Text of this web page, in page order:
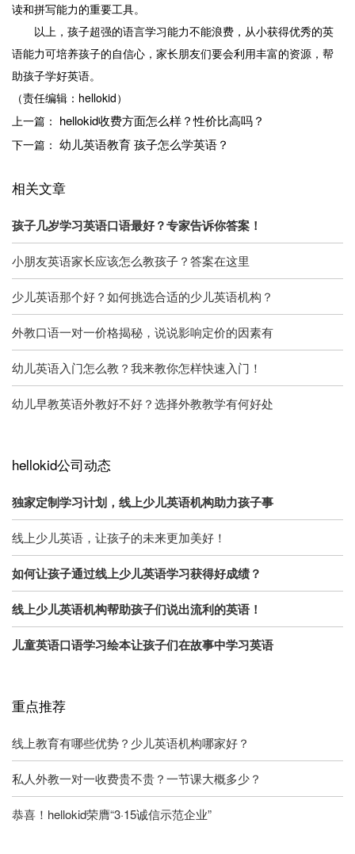
读和拼写能力的重要工具。
以上，孩子超强的语言学习能力不能浪费，从小获得优秀的英
语能力可培养孩子的自信心，家长朋友们要会利用丰富的资源，帮
助孩子学好英语。
（责任编辑：hellokid）
上一篇： hellokid收费方面怎么样？性价比高吗？
下一篇： 幼儿英语教育 孩子怎么学英语？
相关文章
孩子几岁学习英语口语最好？专家告诉你答案！
小朋友英语家长应该怎么教孩子？答案在这里
少儿英语那个好？如何挑选合适的少儿英语机构？
外教口语一对一价格揭秘，说说影响定价的因素有
幼儿英语入门怎么教？我来教你怎样快速入门！
幼儿早教英语外教好不好？选择外教教学有何好处
hellokid公司动态
独家定制学习计划，线上少儿英语机构助力孩子事
线上少儿英语，让孩子的未来更加美好！
如何让孩子通过线上少儿英语学习获得好成绩？
线上少儿英语机构帮助孩子们说出流利的英语！
儿童英语口语学习绘本让孩子们在故事中学习英语
重点推荐
线上教育有哪些优势？少儿英语机构哪家好？
私人外教一对一收费贵不贵？一节课大概多少？
恭喜！hellokid荣膺“3·15诚信示范企业”